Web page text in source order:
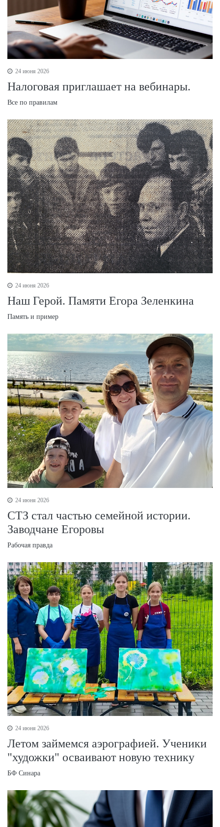
24 июня 2026
Налоговая приглашает на вебинары.
Все по правилам
24 июня 2026
Наш Герой. Памяти Егора Зеленкина
Память и пример
24 июня 2026
СТЗ стал частью семейной истории.
Заводчане Егоровы
Рабочая правда
24 июня 2026
Летом займемся аэрографией. Ученики
"художки" осваивают новую технику
БФ Синара